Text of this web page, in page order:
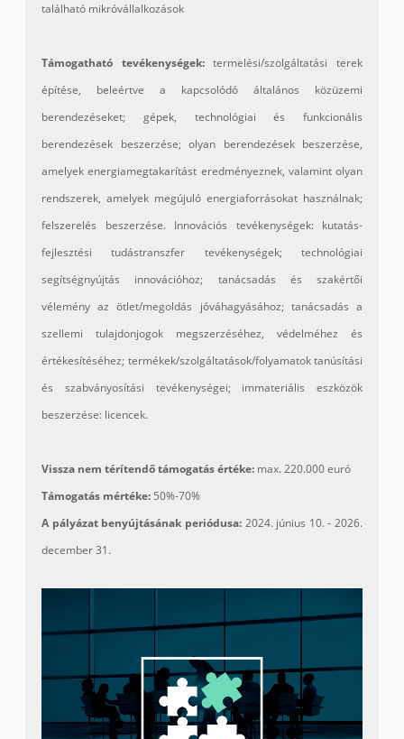
található mikróvállalkozások
Támogatható tevékenységek:termelési/szolgáltatási terek
építése, beleértve a kapcsolódó általános közüzemi
berendezéseket; gépek, technológiai és funkcionális
berendezések beszerzése; olyan berendezések beszerzése,
amelyek energiamegtakarítást eredményeznek, valamint olyan
rendszerek, amelyek megújuló energiaforrásokat használnak;
felszerelés beszerzése. Innovációs tevékenységek: kutatás-
fejlesztési tudástranszfer tevékenységek; technológiai
segítségnyújtás innovációhoz; tanácsadás és szakértői
vélemény az ötlet/megoldás jóváhagyásához; tanácsadás a
szellemi tulajdonjogok megszerzéséhez, védelméhez és
értékesítéséhez; termékek/szolgáltatások/folyamatok tanúsítási
és szabványosítási tevékenységei; immateriális eszközök
beszerzése: licencek.
Vissza nem térítendő támogatás értéke: max. 220.000 euró
Támogatás mértéke: 50%-70%
A pályázat benyújtásának periódusa:2024. június 10. - 2026.
december 31.